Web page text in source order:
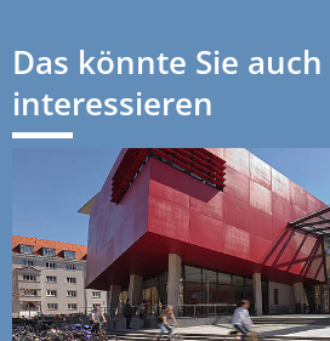
Journalistik
Journalistik, Publizistik studieren
Studiengänge
Journalistik, Publizistik studieren–
StudiengängeOnline-Medien
Journalistik, Publizistik studieren–
StudiengängePublizistik
Das könnte Sie auch
interessieren